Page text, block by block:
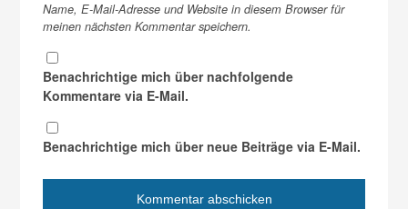
Name, E-Mail-Adresse und Website in diesem Browser für
meinen nächsten Kommentar speichern.
Benachrichtige mich über nachfolgende
Kommentare via E-Mail.
Benachrichtige mich über neue Beiträge via E-Mail.